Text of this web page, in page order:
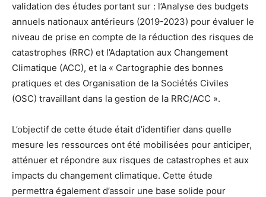
validation des études portant sur : l’Analyse des budgets
annuels nationaux antérieurs (2019-2023) pour évaluer le
niveau de prise en compte de la réduction des risques de
catastrophes (RRC) et l’Adaptation aux Changement
Climatique (ACC), et la « Cartographie des bonnes
pratiques et des Organisation de la Sociétés Civiles
(OSC) travaillant dans la gestion de la RRC/ACC ».
L’objectif de cette étude était d’identifier dans quelle
mesure les ressources ont été mobilisées pour anticiper,
atténuer et répondre aux risques de catastrophes et aux
impacts du changement climatique. Cette étude
permettra également d’assoir une base solide pour